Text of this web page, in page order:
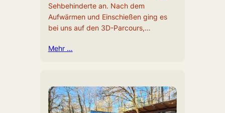
Sehbehinderte an. Nach dem
Aufwärmen und Einschießen ging es
bei uns auf den 3D-Parcours,…
Mehr …